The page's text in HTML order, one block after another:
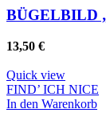
BÜGELBILD
13,50 €
Quick view
FIND’ ICH NICE
In den Warenkorb